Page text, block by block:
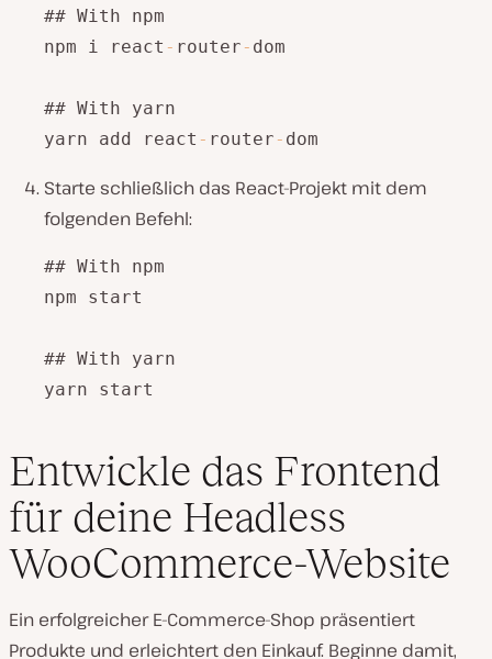
## With npm
npm i react - router- dom
## With yarn
yarn add react - router- dom
Starte schließlich das React-Projekt mit dem
folgenden Befehl:
## With npm
npm start
## With yarn
yarn start
Entwickle das Frontend
für deine Headless
WooCommerce-Website
Ein erfolgreicher E-Commerce-Shop präsentiert
Produkte und erleichtert den Einkauf. Beginne damit,